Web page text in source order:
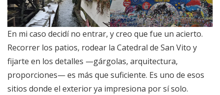
En mi caso decidí no entrar, y creo que fue un acierto.
Recorrer los patios, rodear la Catedral de San Vito y
fijarte en los detalles —gárgolas, arquitectura,
proporciones— es más que suficiente. Es uno de esos
sitios donde el exterior ya impresiona por sí solo.